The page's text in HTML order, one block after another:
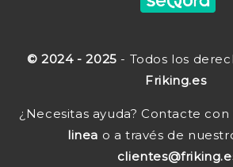
© 2024 - 2025 - Todos los
Friking.es
¿Necesitas ayuda? Contacte
linea o a través de